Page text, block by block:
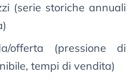
(serie storiche annuali
offerta (pressione di
tempi di vendita)